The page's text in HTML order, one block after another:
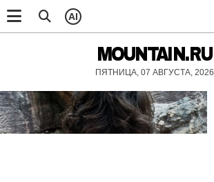
AI
MOUNTAIN.RU
ПЯТНИЦА, 07 АВГУСТА, 2026